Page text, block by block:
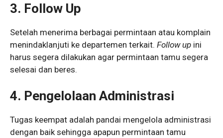
3. Follow Up
Setelah menerima berbagai permintaan atau komplain
menindaklanjuti ke departemen terkait. Follow up ini
harus segera dilakukan agar permintaan tamu segera
selesai dan beres.
4. Pengelolaan Administrasi
Tugas keempat adalah pandai mengelola administrasi
dengan baik sehingga apapun permintaan tamu